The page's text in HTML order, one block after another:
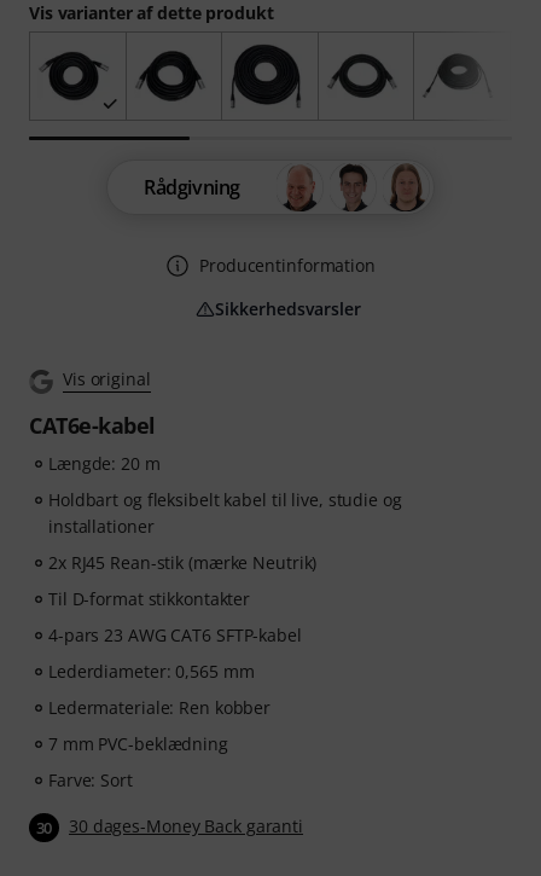
Vis original
CAT6e-kabel
Længde: 20 m
Holdbart og fleksibelt kabel til live, studie og
installationer
2x RJ45 Rean-stik (mærke Neutrik)
Til D-format stikkontakter
4-pars 23 AWG CAT6 SFTP-kabel
Lederdiameter: 0,565 mm
Ledermateriale: Ren kobber
7 mm PVC-beklædning
Farve: Sort
30 30 dages-Money Back garanti
Vis varianter af dette produkt
Rådgivning
Producentinformation
Sikkerhedsvarsler